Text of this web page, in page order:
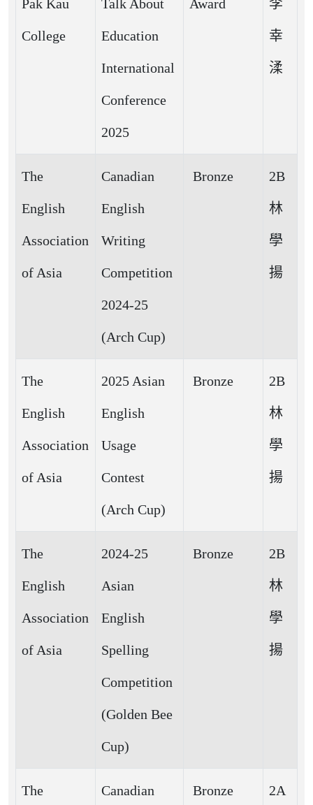
Pak Kau
College
Talk About
Education
International
Conference
2025
Award 李
幸
渘
The
English
Association
of Asia
Canadian
English
Writing
Competition
2024-25
(Arch Cup)
Bronze 2B
林
學
揚
The
English
Association
of Asia
2025 Asian
English
Usage
Contest
(Arch Cup)
Bronze 2B
林
學
揚
The
English
Association
of Asia
2024-25
Asian
English
Spelling
Competition
(Golden Bee
Cup)
Bronze 2B
林
學
揚
The Canadian Bronze 2A